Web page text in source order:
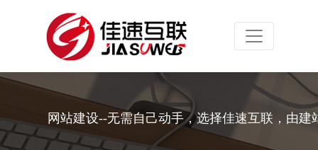
Toggle
网站建设--无需自己动手，选择佳速互联，由建